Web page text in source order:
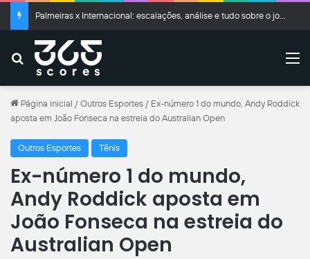
Palmeiras x Internacional: escalações, análise e tudo sobre o jogo do Brasileirão
Buscar
Página inicial / Outros Esportes / Ex-número 1 do mundo, Andy Roddick
aposta em João Fonseca na estreia do Australian Open
Outros Esportes Tênis
Ex-número 1 do mundo,
Andy Roddick aposta em
João Fonseca na estreia do
Australian Open